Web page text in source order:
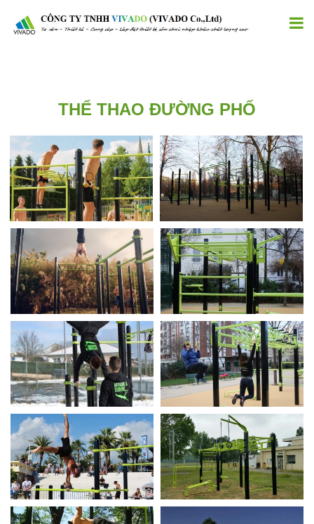
THỂ THAO ĐƯỜNG PHỐ